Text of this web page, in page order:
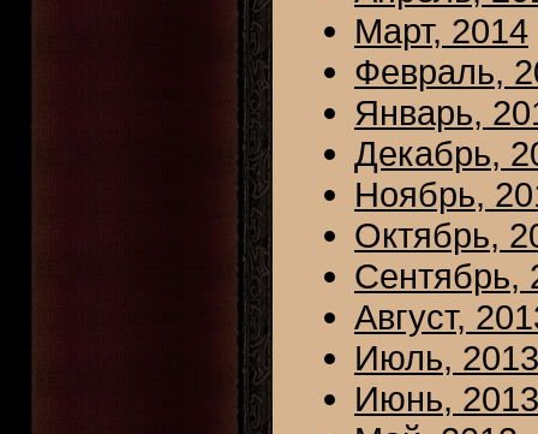
Март, 2014
Февраль,
Январь,
Декабрь,
Ноябрь,
Октябрь,
Сентябрь,
Август,
Июль, 2013
Июнь, 2013